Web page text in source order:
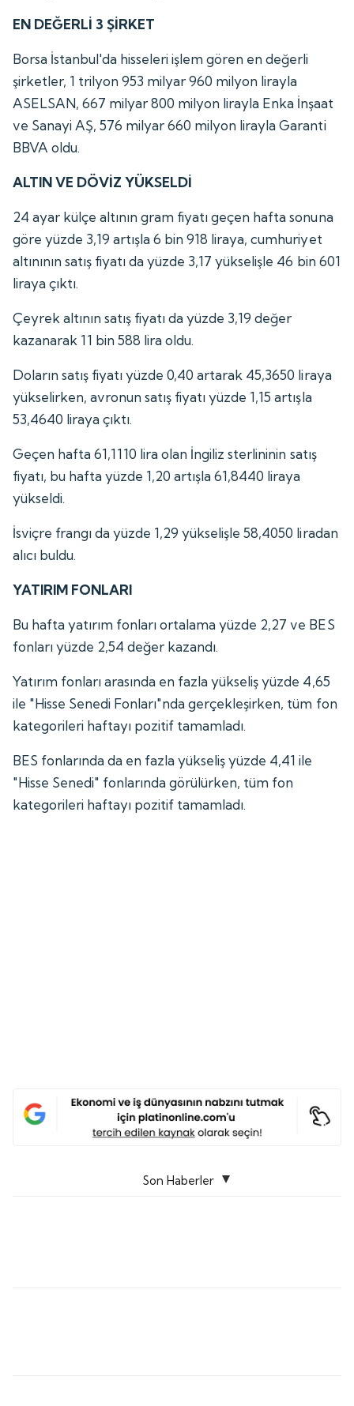
EN DEĞERLİ 3 ŞİRKET
Borsa İstanbul'da hisseleri işlem gören en değerli
şirketler, 1 trilyon 953 milyar 960 milyon lirayla
ASELSAN, 667 milyar 800 milyon lirayla Enka İnşaat
ve Sanayi AŞ, 576 milyar 660 milyon lirayla Garanti
BBVA oldu.
ALTIN VE DÖVİZ YÜKSELDİ
24 ayar külçe altının gram fiyatı geçen hafta sonuna
göre yüzde 3,19 artışla 6 bin 918 liraya, cumhuriyet
altınının satış fiyatı da yüzde 3,17 yükselişle 46 bin 601
liraya çıktı.
Çeyrek altının satış fiyatı da yüzde 3,19 değer
kazanarak 11 bin 588 lira oldu.
Doların satış fiyatı yüzde 0,40 artarak 45,3650 liraya
yükselirken, avronun satış fiyatı yüzde 1,15 artışla
53,4640 liraya çıktı.
Geçen hafta 61,1110 lira olan İngiliz sterlininin satış
fiyatı, bu hafta yüzde 1,20 artışla 61,8440 liraya
yükseldi.
İsviçre frangı da yüzde 1,29 yükselişle 58,4050 liradan
alıcı buldu.
YATIRIM FONLARI
Bu hafta yatırım fonları ortalama yüzde 2,27 ve BES
fonları yüzde 2,54 değer kazandı.
Yatırım fonları arasında en fazla yükseliş yüzde 4,65
ile "Hisse Senedi Fonları"nda gerçekleşirken, tüm fon
kategorileri haftayı pozitif tamamladı.
BES fonlarında da en fazla yükseliş yüzde 4,41 ile
"Hisse Senedi" fonlarında görülürken, tüm fon
kategorileri haftayı pozitif tamamladı.
Son Haberler